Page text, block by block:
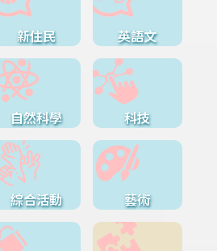
新住民 英語文
自然科學 科技
綜合活動 藝術